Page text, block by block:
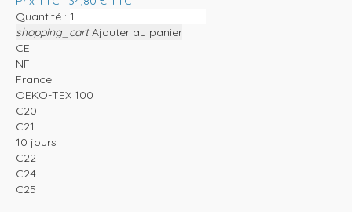
Quantité :
shopping_cart Ajouter au panier
CE
NF
France
OEKO-TEX 100
C20
C21
10 jours
C22
C24
C25